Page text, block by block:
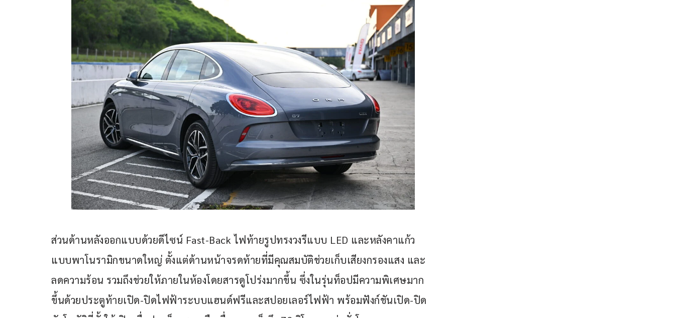
ส่วนด้านหลังออกแบบด้วยดีไซน์ Fast-Back ไฟท้ายรูปทรงวงรีแบบ LED และหลังคาแก้ว
แบบพาโนรามิกขนาดใหญ่ ตั้งแต่ด้านหน้าจรดท้ายที่มีคุณสมบัติช่วยเก็บเสียงกรองแสง และ
ลดความร้อน รวมถึงช่วยให้ภายในห้องโดยสารดูโปร่งมากขึ้น ซึ่งในรุ่นท็อปมีความพิเศษมาก
ขึ้นด้วยประตูท้ายเปิด-ปิดไฟฟ้าระบบแฮนด์ฟรีและสปอยเลอร์ไฟฟ้า พร้อมฟังก์ชันเปิด-ปิด